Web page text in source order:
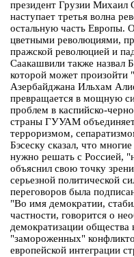
президент Грузии Михаил
наступает третья волна
остальную часть Европы.
цветными революциями,
пражской революцией и
Саакашвили также назвал
которой может произойти
Азербайджана Ильхам
превращается в мощную
проблем в каспийско-
страны ГУУАМ
терроризмом,
Бэсеску сказал, что
нужно решать с Россией,
объяснил свою точку
серьезной политической
переговоров была
"Во имя демократии,
частности, говорится о
демократизации
"замороженных"
европейской интеграции